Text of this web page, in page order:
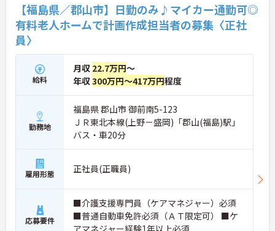
【福島県／郡山市】日勤のみ♪マイカー通勤可◎
有料老人ホームで計画作成担当者の募集〈正社
員〉
給料
月収 22.7万円～
年収300万円～417万円程度
勤務地
福島県 郡山市 御前南5-123
ＪＲ東北本線(上野－盛岡)「郡山(福島)駅」
バス・車20分
雇用形態 正社員(正職員)
応募要件
■介護支援専門員（ケアマネジャー）必須
■普通自動車免許必須（ＡＴ限定可） ■ケ
アマネジャー経験1年以上必須